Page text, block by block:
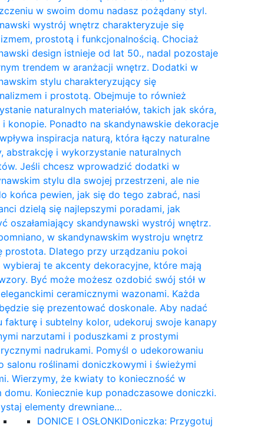
w swoim domu nadasz pożądany styl.
wystrój wnętrz charakteryzuje się
prostotą i funkcjonalnością. Chociaż
design istnieje od lat 50., nadal pozostaje
trendem w aranżacji wnętrz. Dodatki w
stylu charakteryzujący się
i prostotą. Obejmuje to również
naturalnych materiałów, takich jak skóra,
konopie. Ponadto na skandynawskie dekoracje
inspiracja naturą, która łączy naturalne
abstrakcję i wykorzystanie naturalnych
Jeśli chcesz wprowadzić dodatki w
stylu dla swojej przestrzeni, ale nie
końca pewien, jak się do tego zabrać, nasi
dzielą się najlepszymi poradami, jak
oszałamiający skandynawski wystrój wnętrz.
w skandynawskim wystroju wnętrz
prostota. Dlatego przy urządzaniu pokoi
wybieraj te akcenty dekoracyjne, które mają
Być może możesz ozdobić swój stół w
ceramicznymi wazonami. Każda
się prezentować doskonale. Aby nadać
fakturę i subtelny kolor, udekoruj swoje kanapy
narzutami i poduszkami z prostymi
nadrukami. Pomyśl o udekorowaniu
salonu roślinami doniczkowymi i świeżymi
Wierzymy, że kwiaty to konieczność w
domu. Koniecznie kup ponadczasowe doniczki.
elementy drewniane…
DONICE I OSŁONKIDoniczka: Przygotuj